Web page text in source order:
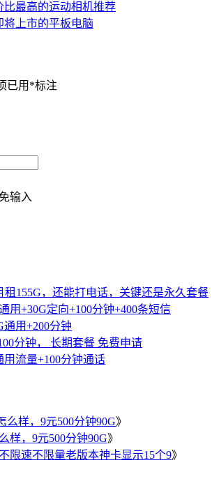
最高的运动相机推荐
将上市的平板电脑
已用 *标注
输入
租155G，还能打电话，关键还是永久套餐
用+30G定向+100分钟+400条短信
用+200分钟
分钟， 长期套餐 免费申请
用流量+100分钟通话
么样，9元500分钟90G》
样，9元500分钟90G》
限速不限量老版本神卡显示15个9》